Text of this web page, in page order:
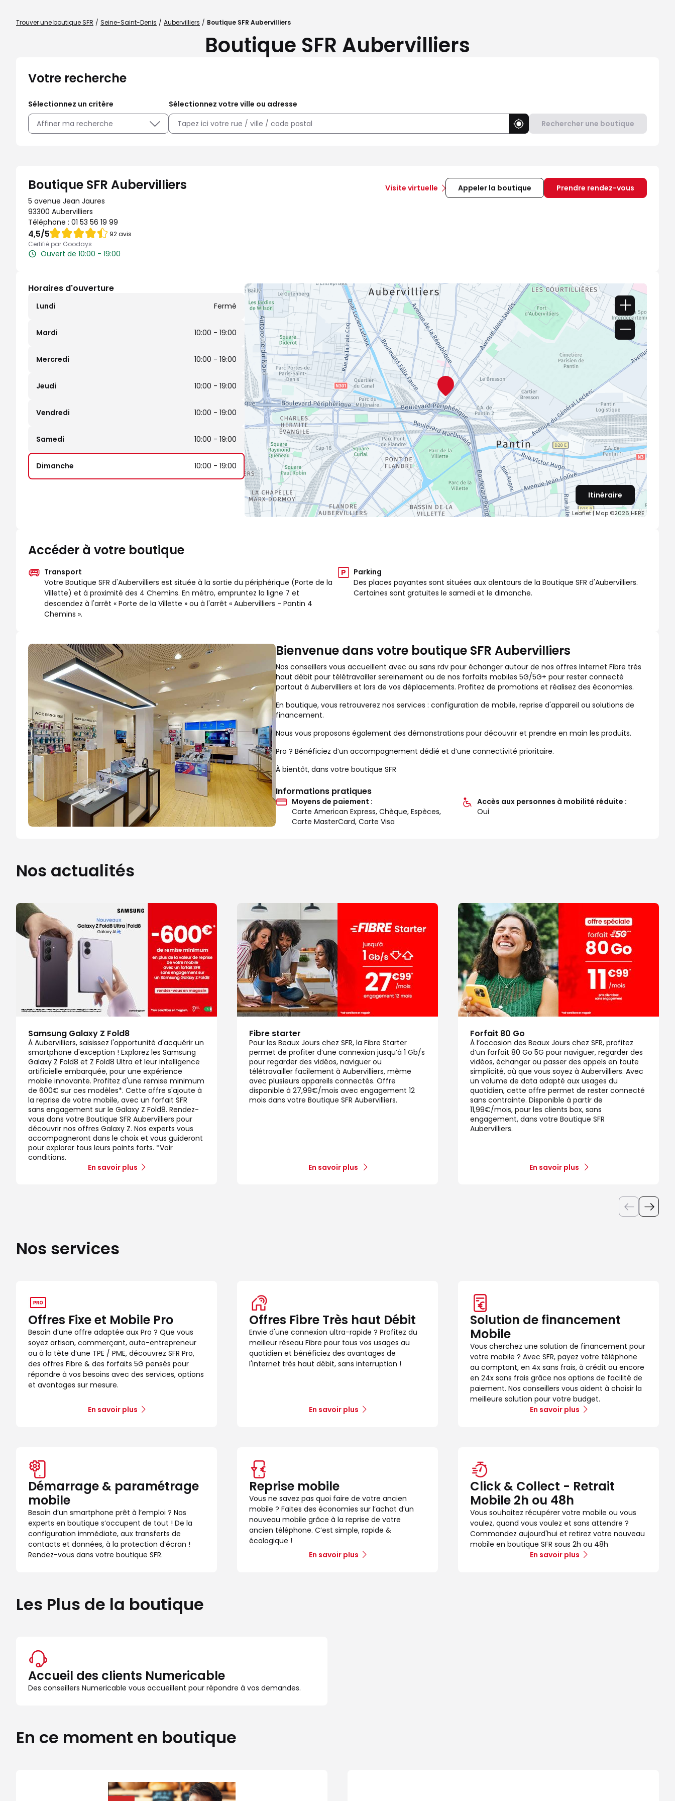
Trouver une boutique SFR Seine-Saint-Denis Aubervilliers Boutique SFR Aubervilliers
Boutique SFR Aubervilliers
Votre recherche
Sélectionnez un critère
Affiner ma recherche
Sélectionnez votre ville ou adresse
Utiliser ma position
Rechercher une boutique
Boutique SFR Aubervilliers
5 avenue Jean Jaures
93300 Aubervilliers
Téléphone : 01 53 56 19 99
4,5/5Note de 4.5 sur 5
92 avis
Certifié par Goodays
Ouvert de 10:00 - 19:00
Visite virtuelle Appeler la boutique Prendre rendez-vous
Horaires d'ouverture
Lundi Fermé
Mardi 10:00 - 19:00
Mercredi 10:00 - 19:00
Jeudi 10:00 - 19:00
Vendredi 10:00 - 19:00
Samedi 10:00 - 19:00
Dimanche 10:00 - 19:00
Leaflet| Map ©2026HERE
Itinéraire
Accéder à votre boutique
Transport
Votre Boutique SFR d'Aubervilliers est située à la sortie du périphérique (Porte de la
Villette) et à proximité des 4 Chemins. En métro, empruntez la ligne 7 et
descendez à l'arrêt « Porte de la Villette » ou à l'arrêt « Aubervilliers - Pantin 4
Chemins ».
Parking
Des places payantes sont situées aux alentours de la Boutique SFR d'Aubervilliers.
Certaines sont gratuites le samedi et le dimanche.
Bienvenue dans votre boutique SFR Aubervilliers
Nos conseillers vous accueillent avec ou sans rdv pour échanger autour de nos offres Internet Fibre très
haut débit pour télétravailler sereinement ou de nos forfaits mobiles 5G/5G+ pour rester connecté
partout à Aubervilliers et lors de vos déplacements. Profitez de promotions et réalisez des économies.
En boutique, vous retrouverez nos services : configuration de mobile, reprise d'appareil ou solutions de
financement.
Nous vous proposons également des démonstrations pour découvrir et prendre en main les produits.
Pro ? Bénéficiez d’un accompagnement dédié et d’une connectivité prioritaire.
À bientôt, dans votre boutique SFR
Informations pratiques
Moyens de paiement :
Carte American Express, Chèque, Espèces,
Carte MasterCard, Carte Visa
Accès aux personnes à mobilité réduite :
Oui
Nos actualités
Samsung Galaxy Z Fold8
À Aubervilliers, saisissez l'opportunité d'acquérir un
smartphone d'exception ! Explorez les Samsung
Galaxy Z Fold8 et Z Fold8 Ultra et leur intelligence
artificielle embarquée, pour une expérience
mobile innovante. Profitez d'une remise minimum
de 600€ sur ces modèles*. Cette offre s'ajoute à
la reprise de votre mobile, avec un forfait SFR
sans engagement sur le Galaxy Z Fold8. Rendez-
vous dans votre Boutique SFR Aubervilliers pour
découvrir nos offres Galaxy Z. Nos experts vous
accompagneront dans le choix et vous guideront
pour explorer tous leurs points forts. *Voir
conditions.
En savoir plus
Fibre starter
Pour les Beaux Jours chez SFR, la Fibre Starter
permet de profiter d’une connexion jusqu’à 1 Gb/s
pour regarder des vidéos, naviguer ou
télétravailler facilement à Aubervilliers, même
avec plusieurs appareils connectés. Offre
disponible à 27,99€/mois avec engagement 12
mois dans votre Boutique SFR Aubervilliers.
En savoir plus
Forfait 80 Go
À l’occasion des Beaux Jours chez SFR, profitez
d’un forfait 80 Go 5G pour naviguer, regarder des
vidéos, échanger ou passer des appels en toute
simplicité, où que vous soyez à Aubervilliers. Avec
un volume de data adapté aux usages du
quotidien, cette offre permet de rester connecté
sans contrainte. Disponible à partir de
11,99€/mois, pour les clients box, sans
engagement, dans votre Boutique SFR
Aubervilliers.
En savoir plus
Nos services
Offres Fixe et Mobile Pro
Besoin d’une offre adaptée aux Pro ? Que vous
soyez artisan, commerçant, auto-entrepreneur
ou à la tête d’une TPE / PME, découvrez SFR Pro,
des offres Fibre & des forfaits 5G pensés pour
répondre à vos besoins avec des services, options
et avantages sur mesure.
En savoir plus
Offres Fibre Très haut Débit
Envie d'une connexion ultra-rapide ? Profitez du
meilleur réseau Fibre pour tous vos usages au
quotidien et bénéficiez des avantages de
l'internet très haut débit, sans interruption !
En savoir plus
Solution de financement
Mobile
Vous cherchez une solution de financement pour
votre mobile ? Avec SFR, payez votre téléphone
au comptant, en 4x sans frais, à crédit ou encore
en 24x sans frais grâce nos options de facilité de
paiement. Nos conseillers vous aident à choisir la
meilleure solution pour votre budget.
En savoir plus
Démarrage & paramétrage
mobile
Besoin d’un smartphone prêt à l’emploi ? Nos
experts en boutique s’occupent de tout ! De la
configuration immédiate, aux transferts de
contacts et données, à la protection d’écran !
Rendez-vous dans votre boutique SFR.
Reprise mobile
Vous ne savez pas quoi faire de votre ancien
mobile ? Faites des économies sur l’achat d’un
nouveau mobile grâce à la reprise de votre
ancien téléphone. C’est simple, rapide &
écologique !
En savoir plus
Click & Collect - Retrait
Mobile 2h ou 48h
Vous souhaitez récupérer votre mobile ou vous
voulez, quand vous voulez et sans attendre ?
Commandez aujourd'hui et retirez votre nouveau
mobile en boutique SFR sous 2h ou 48h
En savoir plus
Les Plus de la boutique
Accueil des clients Numericable
Des conseillers Numericable vous accueillent pour répondre à vos demandes.
En ce moment en boutique